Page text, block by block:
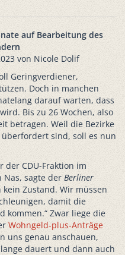
auf Bearbeitung des
von Nicole Dolif
Geringverdiener,
Doch in manchen
darauf warten, dass
Bis zu 26 Wochen, also
betragen. Weil die Bezirke
sind, soll es nun
der CDU-Fraktion im
Nas, sagte der Berliner
Zustand. Wir müssen
damit die
kommen.“ Zwar liege die
Wohngeld-plus-Anträge
uns genau anschauen,
dauert und dann auch